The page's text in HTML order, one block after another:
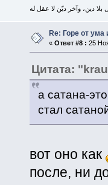
بلا دين، وآخر ديّن لا عقل له
Re: Горе от ума
« Ответ #8 : 25
Цитата:
а сатана-
стал
вот оно как
после, ни